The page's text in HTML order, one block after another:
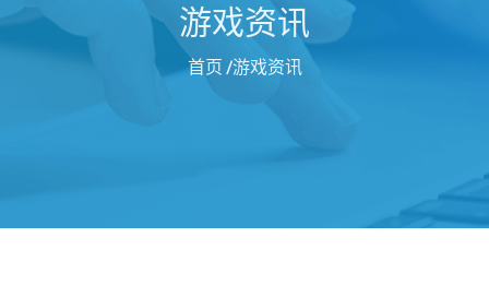
游戏资讯
首页 /游戏资讯